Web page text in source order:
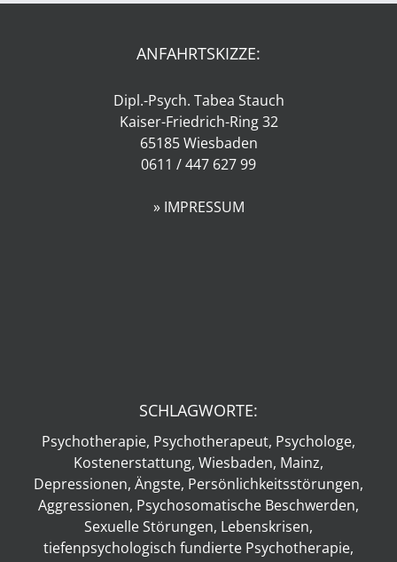
ANFAHRTSKIZZE:
Dipl.-Psych. Tabea Stauch
Kaiser-Friedrich-Ring 32
65185 Wiesbaden
0611 / 447 627 99
» IMPRESSUM
SCHLAGWORTE:
Psychotherapie, Psychotherapeut, Psychologe,
Kostenerstattung, Wiesbaden, Mainz,
Depressionen, Ängste, Persönlichkeitsstörungen,
Aggressionen, Psychosomatische Beschwerden,
Sexuelle Störungen, Lebenskrisen,
tiefenpsychologisch fundierte Psychotherapie,